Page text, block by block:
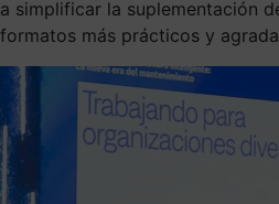
a simplificar la suplementación
formatos más prácticos y